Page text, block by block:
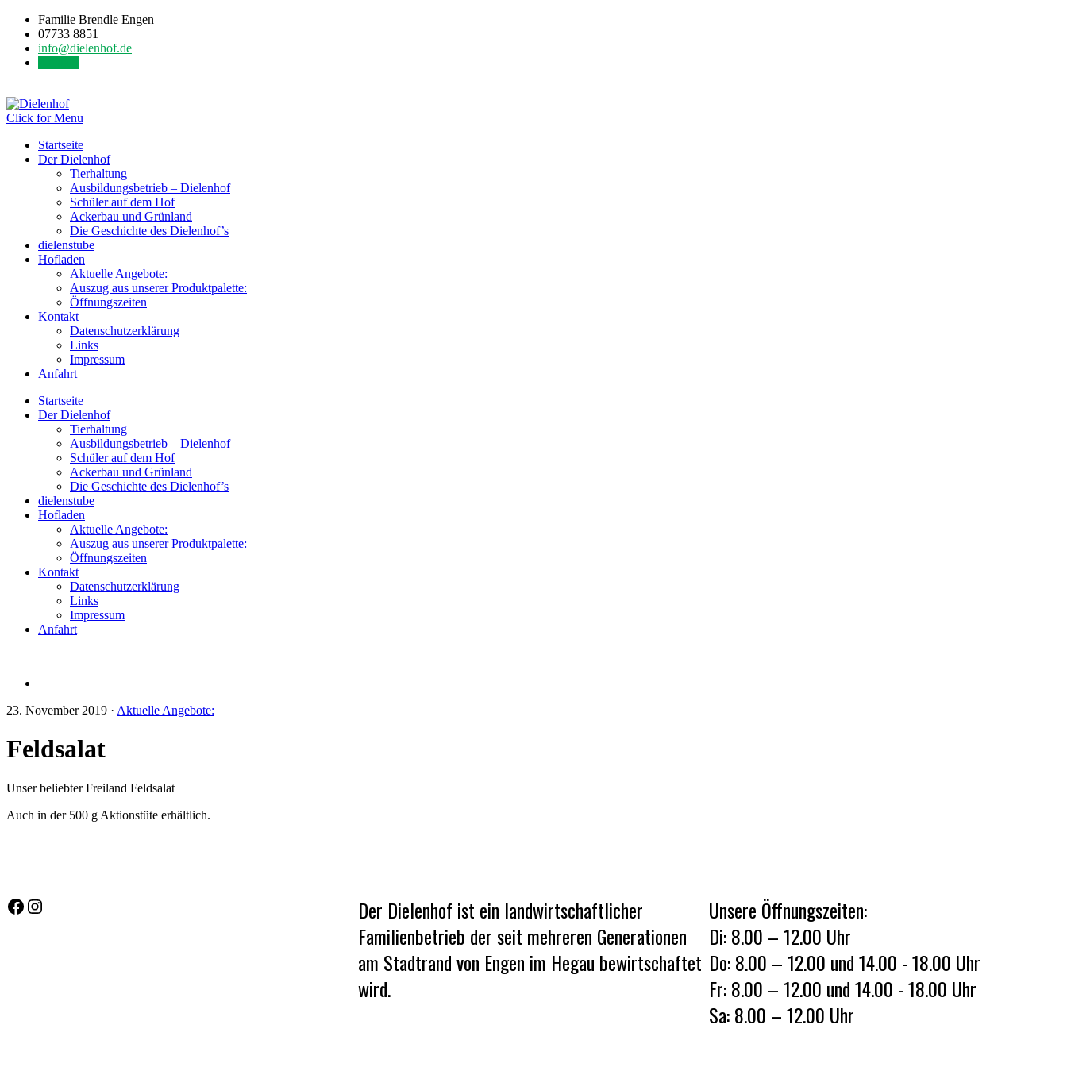
Familie Brendle Engen
07733 8851
info@dielenhof.de
Click for Menu
Startseite
Der Dielenhof
Tierhaltung
Ausbildungsbetrieb – Dielenhof
Schüler auf dem Hof
Ackerbau und Grünland
Die Geschichte des Dielenhof’s
dielenstube
Hofladen
Aktuelle Angebote:
Auszug aus unserer Produktpalette:
Öffnungszeiten
Kontakt
Datenschutzerklärung
Links
Impressum
Anfahrt
Startseite
Der Dielenhof
Tierhaltung
Ausbildungsbetrieb – Dielenhof
Schüler auf dem Hof
Ackerbau und Grünland
Die Geschichte des Dielenhof’s
dielenstube
Hofladen
Aktuelle Angebote:
Auszug aus unserer Produktpalette:
Öffnungszeiten
Kontakt
Datenschutzerklärung
Links
Impressum
Anfahrt
23. November 2019 · Aktuelle Angebote:
Feldsalat
Unser beliebter Freiland Feldsalat
Auch in der 500 g Aktionstüte erhältlich.
Facebook Instagram
Der Dielenhof ist ein landwirtschaftlicher
Familienbetrieb der seit mehreren Generationen
am Stadtrand von Engen im Hegau bewirtschaftet
wird.
Unsere Öffnungszeiten:
Di: 8.00 – 12.00 Uhr
Do: 8.00 – 12.00 und 14.00 - 18.00 Uhr
Fr: 8.00 – 12.00 und 14.00 - 18.00 Uhr
Sa: 8.00 – 12.00 Uhr